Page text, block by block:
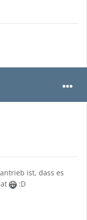
ist, dass es
:D